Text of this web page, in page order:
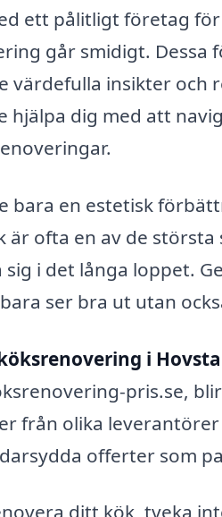
ett pålitligt företag för
går smidigt.
värdefulla insikter
hjälpa dig med att
bara en estetisk
är ofta en av de
i det långa loppet.
ser bra ut utan
i Hovsta
pris.se,
från olika
offerter som
ditt kök, tveka